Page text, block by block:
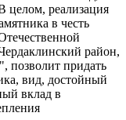
целом, реализация
в честь
район,
позволит придать
вид, достойный
вклад в